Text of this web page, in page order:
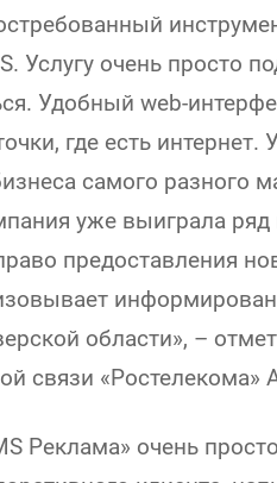
Услугу очень просто
Удобный web-
где есть интернет.
самого разного
уже выиграла ряд
предоставления
области», –
связи «Ростелекома»
Реклама» очень